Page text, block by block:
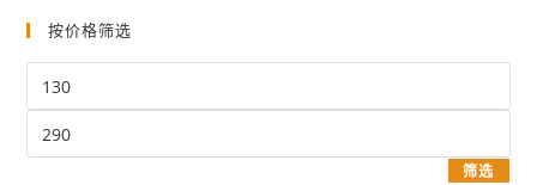
按价格筛选
格
高
筛选